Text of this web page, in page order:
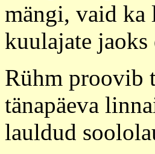
mängi, vaid ka
kuulajate jaoks
Rühm proovib
tänapäeva
lauldud